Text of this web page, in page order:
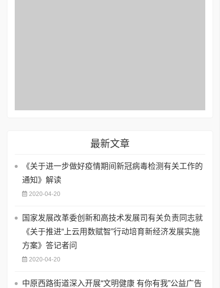
最新文章
《关于进一步做好疫情期间新冠病毒检测有关工作的
通知》解读
2020-04-20
国家发展改革委创新和高技术发展司有关负责同志就
《关于推进“上云用数赋智”行动培育新经济发展实施
方案》答记者问
2020-04-20
中原西路街道深入开展“文明健康 有你有我”公益广告